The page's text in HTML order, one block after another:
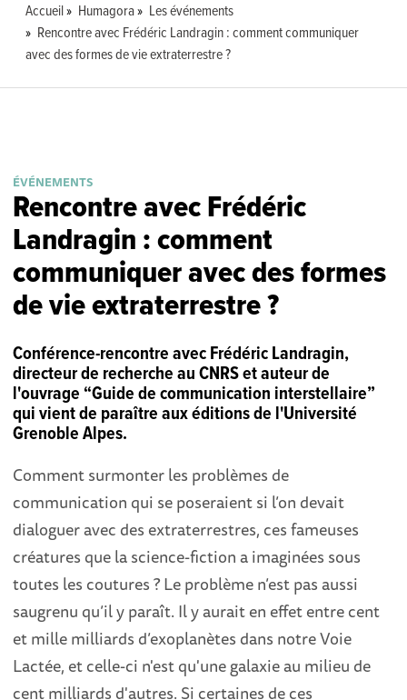
Accueil Humagora
Les événements
Rencontre avec Frédéric Landragin : comment communiquer
avec des formes de vie extraterrestre ?
ÉVÉNEMENTS
Rencontre avec Frédéric
Landragin : comment
communiquer avec des formes
de vie extraterrestre ?
Conférence-rencontre avec Frédéric Landragin,
directeur de recherche au CNRS et auteur de
l'ouvrage “Guide de communication interstellaire”
qui vient de paraître aux éditions de l'Université
Grenoble Alpes.
Comment surmonter les problèmes de
communication qui se poseraient si l’on devait
dialoguer avec des extraterrestres, ces fameuses
créatures que la science-fiction a imaginées sous
toutes les coutures ? Le problème n’est pas aussi
saugrenu qu’il y paraît. Il y aurait en effet entre cent
et mille milliards d’exoplanètes dans notre Voie
Lactée, et celle-ci n'est qu'une galaxie au milieu de
cent milliards d'autres. Si certaines de ces